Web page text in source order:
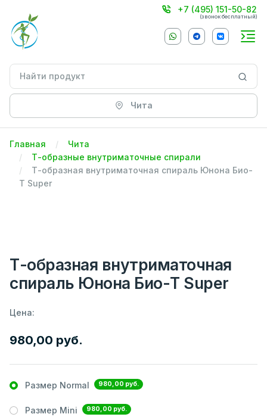
+7 (495) 151-50-82
(звонок бесплатный)
Чита
Главная
Чита
Т-образные внутриматочные спирали
Т-образная внутриматочная спираль Юнона Био-
Т Super
Т-образная внутриматочная
спираль Юнона Био-Т Super
Цена:
980,00 руб.
Размер Normal 980,00 руб.
Размер Mini 980,00 руб.